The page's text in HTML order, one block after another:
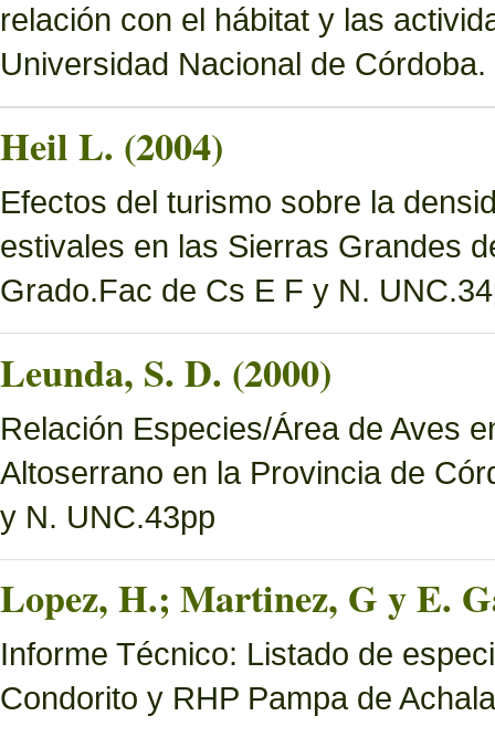
relación con el hábitat y las
Universidad Nacional de
Heil L. (2004)
Efectos del turismo sobre la
estivales en las Sierras Grandes
Grado.Fac de Cs E F y N.
Leunda, S. D. (2000)
Relación Especies/Área de Aves
Altoserrano en la Provincia de
y N. UNC.43pp
Lopez, H.; Martinez, G y E.
Informe Técnico: Listado de
Condorito y RHP Pampa de Achala